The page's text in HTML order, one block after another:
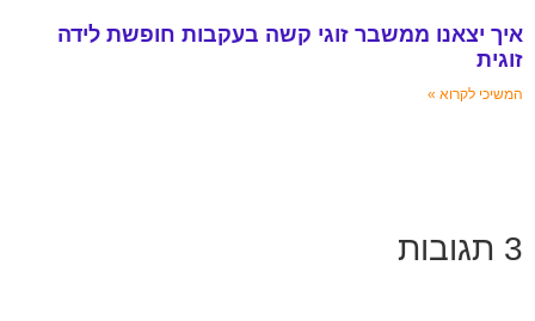
איך יצאנו ממשבר זוגי קשה בעקבות חופשת לידה
זוגית
המשיכי לקרוא »
3 תגובות